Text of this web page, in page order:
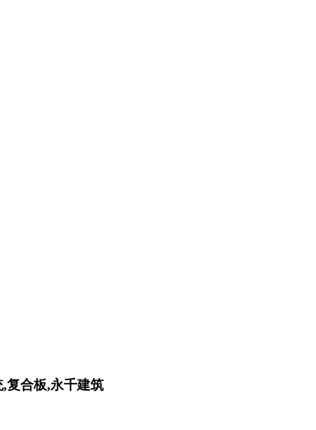
复合板,永千建筑